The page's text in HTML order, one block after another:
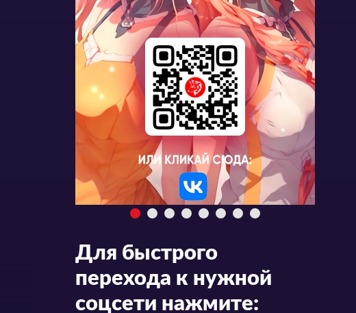
Для быстрого
перехода к нужной
соцсети нажмите: